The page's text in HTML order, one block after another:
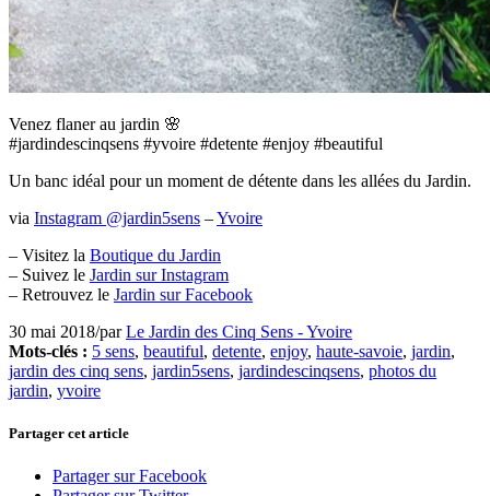
Venez flaner au jardin 🌸
#jardindescinqsens #yvoire #detente #enjoy #beautiful
Un banc idéal pour un moment de détente dans les allées du Jardin.
via Instagram @jardin5sens –Yvoire
– Visitez la Boutique du Jardin
– Suivez le Jardin sur Instagram
– Retrouvez le Jardin sur Facebook
30 mai 2018/parLe Jardin des Cinq Sens - Yvoire
Mots-clés : 5 sens, beautiful, detente, enjoy, haute-savoie, jardin,
jardin des cinq sens, jardin5sens, jardindescinqsens, photos du
jardin, yvoire
Partager cet article
Partager sur Facebook